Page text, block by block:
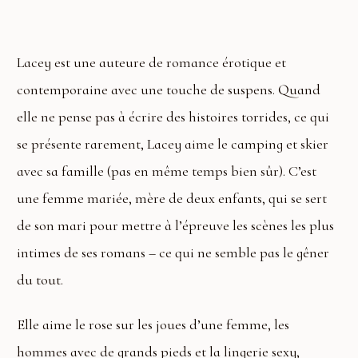
Lacey est une auteure de romance érotique et
contemporaine avec une touche de suspens. Quand
elle ne pense pas à écrire des histoires torrides, ce qui
se présente rarement, Lacey aime le camping et skier
avec sa famille (pas en même temps bien sûr). C’est
une femme mariée, mère de deux enfants, qui se sert
de son mari pour mettre à l’épreuve les scènes les plus
intimes de ses romans – ce qui ne semble pas le gêner
du tout.
Elle aime le rose sur les joues d’une femme, les
hommes avec de grands pieds et la lingerie sexy,